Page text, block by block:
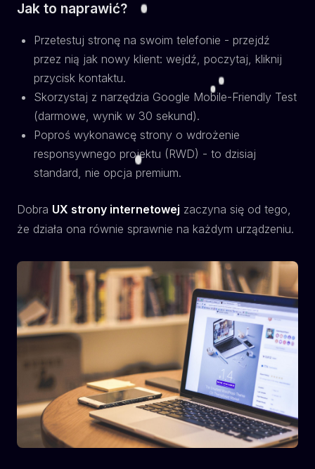
Jak to naprawić?
Przetestuj stronę na swoim telefonie - przejdź
przez nią jak nowy klient: wejdź, poczytaj, kliknij
przycisk kontaktu.
Skorzystaj z narzędzia Google Mobile-Friendly Test
(darmowe, wynik w 30 sekund).
Poproś wykonawcę strony o wdrożenie
responsywnego projektu (RWD) - to dzisiaj
standard, nie opcja premium.
Dobra UX strony internetowej zaczyna się od tego,
że działa ona równie sprawnie na każdym urządzeniu.